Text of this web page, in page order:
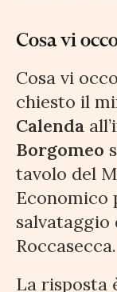
Cosa vi
Cosa vi
chiesto il
Calenda
Borgomeo
tavolo del
Economico
salvataggio
Roccasecca.
La risposta